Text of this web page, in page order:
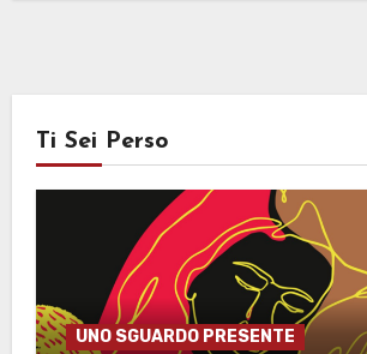
Ti Sei Perso
UNO SGUARDO PRESENTE